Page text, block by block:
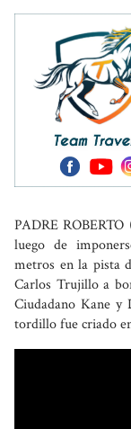
PADRE
luego de
metros en la pista
Carlos Trujillo a
Ciudadano Kane y
tordillo fue criado